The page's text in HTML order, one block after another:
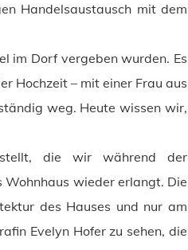
Handelsaustausch mit dem
im Dorf vergeben wurden. Es
Hochzeit – mit einer Frau aus
weg. Heute wissen wir,
die wir während der
Wohnhaus wieder erlangt. Die
des Hauses und nur am
Evelyn Hofer zu sehen, die